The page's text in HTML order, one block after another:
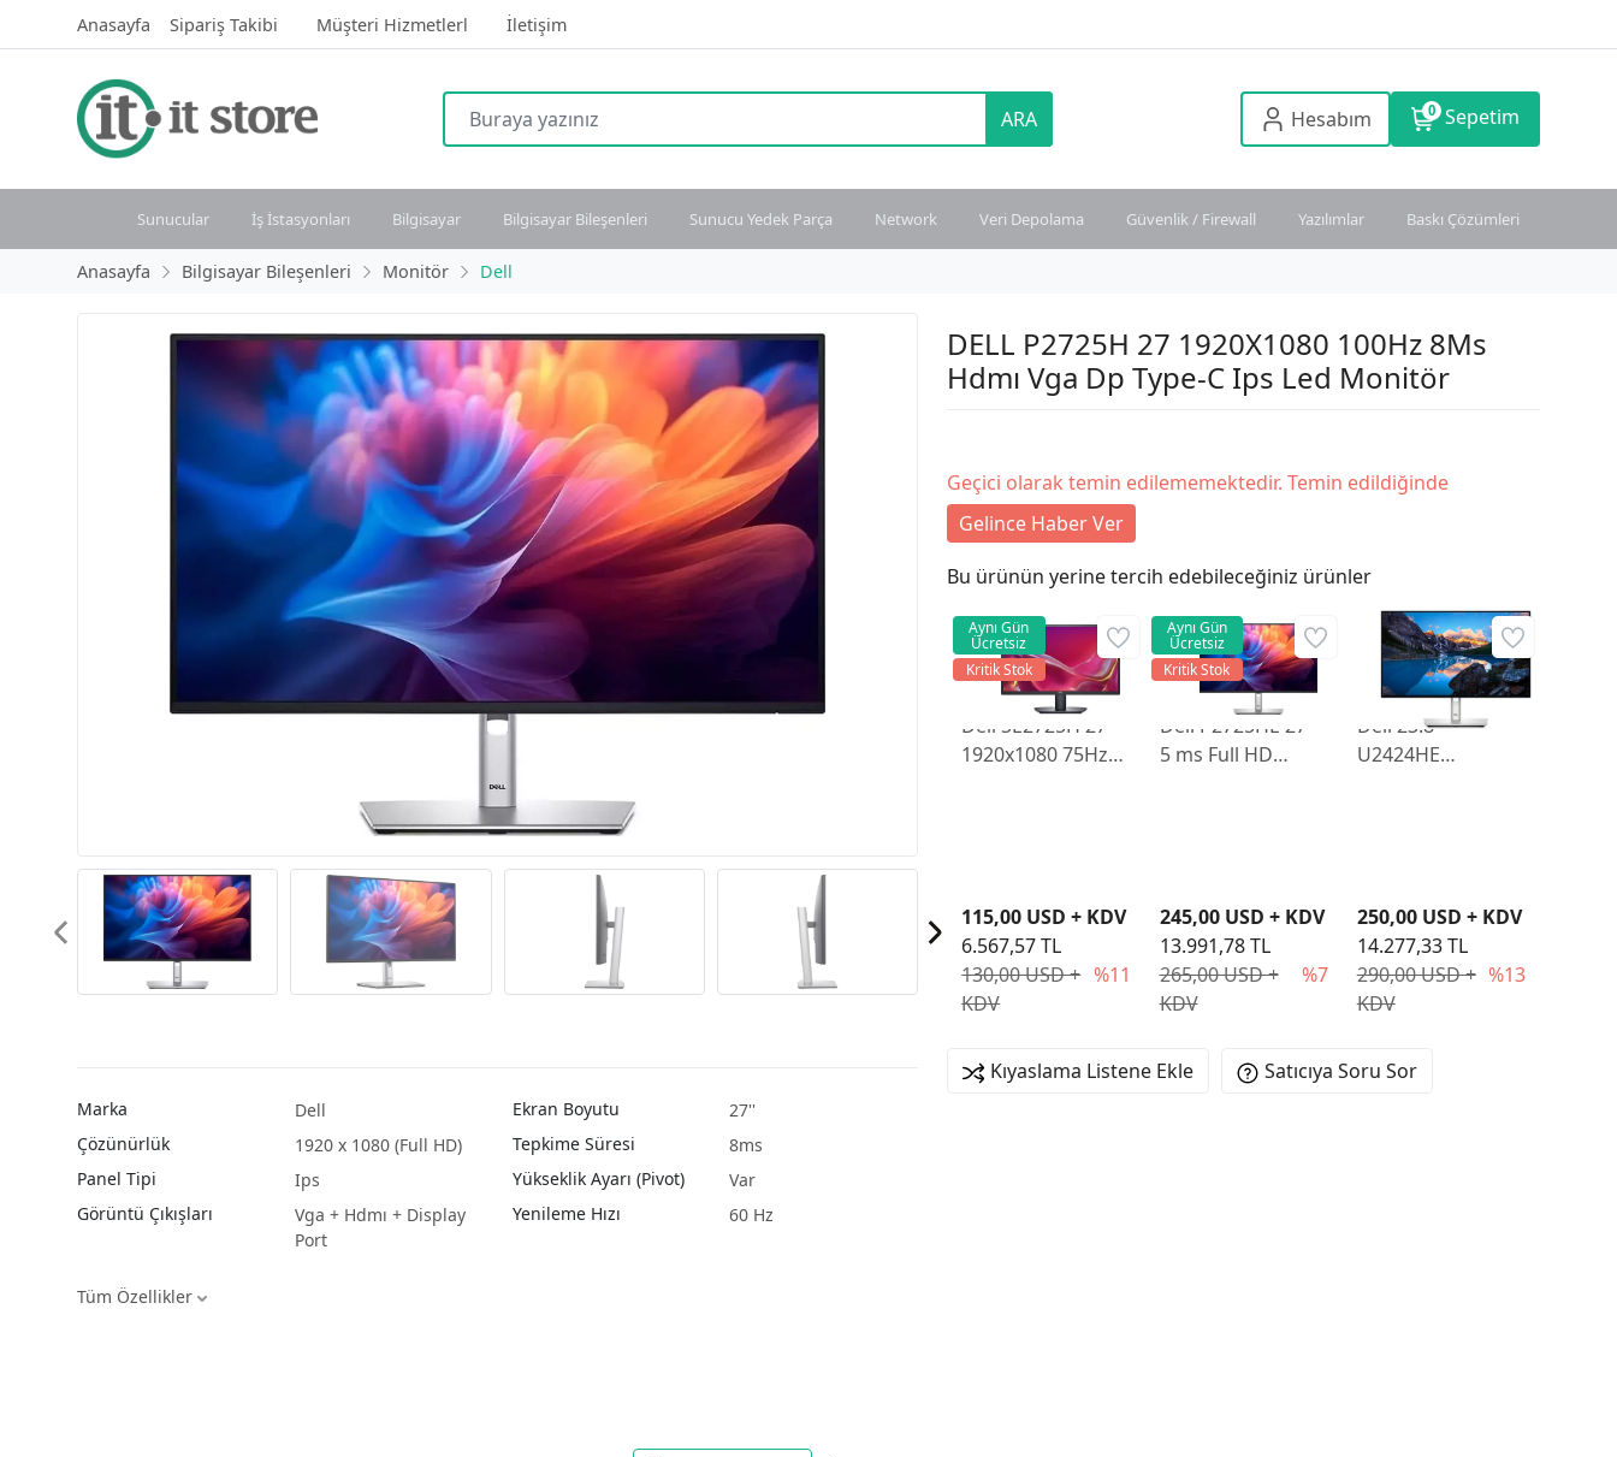
Anasayfa Sipariş Takibi Müşteri Hizmetlerl İletişim
ARA Hesabım 0 Sepetim
Sunucular İş İstasyonları Bilgisayar Bilgisayar Bileşenleri Sunucu Yedek Parça Network Veri Depolama Güvenlik / Firewall Yazılımlar Baskı Çözümleri
Anasayfa Bilgisayar Bileşenleri Monitör Dell
Marka Dell Ekran Boyutu
27''
Çözünürlük
1920 x 1080 (Full HD) Tepkime Süresi
8ms
Panel Tipi
Ips Yükseklik Ayarı (Pivot)
Var
Görüntü Çıkışları
Vga + Hdmı + Display
Port
Yenileme Hızı 60 Hz
Tüm Özellikler
DELL P2725H 27 1920X1080 100Hz 8Ms
Hdmı Vga Dp Type-C Ips Led Monitör
Geçici olarak temin edilememektedir. Temin edildiğinde
Gelince Haber Ver
Bu ürünün yerine tercih edebileceğiniz ürünler
Dell SE2725H 27"
1920x1080 75Hz
130,00 USD +
KDV
%11
115,00 USD + KDV
6.567,57 TL
Aynı Gün
Ücretsiz
Kritik Stok
Dell P2725HE 27"
5 ms Full HD
265,00 USD +
KDV
%7
245,00 USD + KDV
13.991,78 TL
Aynı Gün
Ücretsiz
Kritik Stok
Dell 23.8"
U2424HE
290,00 USD +
KDV
%13
250,00 USD + KDV
14.277,33 TL
Kıyaslama Listene Ekle Satıcıya Soru Sor